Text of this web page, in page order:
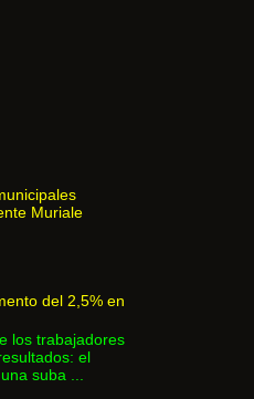
Muriale
del 2,5% en
los trabajadores
el
suba ...